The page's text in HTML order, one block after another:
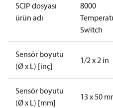
SCIP dosyası
ürün adı
8000
Switch
Sensör boyutu
(Ø x L) [inç]
1/2 x 2 in
Sensör boyutu
(Ø x L) [mm]
13 x 50